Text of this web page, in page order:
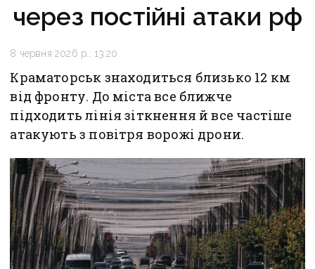
через постійні атаки рф
8 червня 2026 р., 13:20
Краматорськ знаходиться близько 12 км
від фронту. До міста все ближче
підходить лінія зіткнення й все частіше
атакують з повітря ворожі дрони.